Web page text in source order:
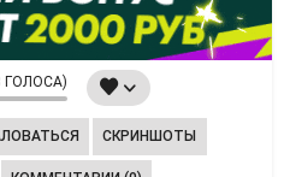
ГОЛОСА)
СКРИНШОТЫ